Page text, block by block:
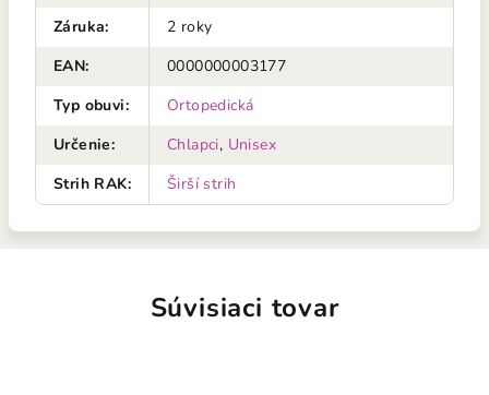
Záruka:
2 roky
EAN:
0000000003177
Typ obuvi:
Ortopedická
Určenie: Chlapci, Unisex
Strih RAK: Širší strih
Súvisiaci tovar